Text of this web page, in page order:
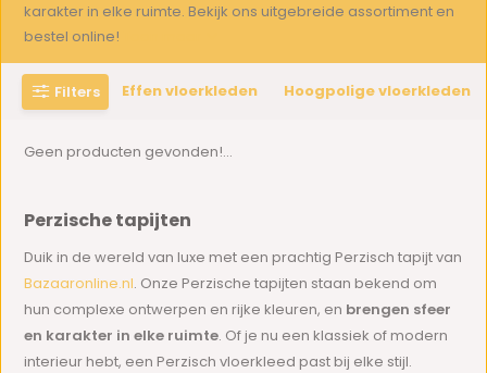
karakter in elke ruimte. Bekijk ons uitgebreide assortiment en
bestel online!
Filters Effen vloerkleden Hoogpolige vloerkleden
Geen producten gevonden!...
Perzische tapijten
Duik in de wereld van luxe met een prachtig Perzisch tapijt van
Bazaaronline.nl. Onze Perzische tapijten staan bekend om
hun complexe ontwerpen en rijke kleuren, en brengen sfeer
en karakter in elke ruimte. Of je nu een klassiek of modern
interieur hebt, een Perzisch vloerkleed past bij elke stijl.